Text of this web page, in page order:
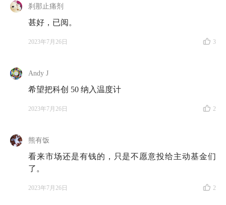
刹那止痛剂
甚好，已阅。
2023年7月26日 3
Andy J
希望把科创 50 纳入温度计
2023年7月26日 2
熊有饭
看来市场还是有钱的，只是不愿意投给主动基金们
了。
2023年7月26日 2